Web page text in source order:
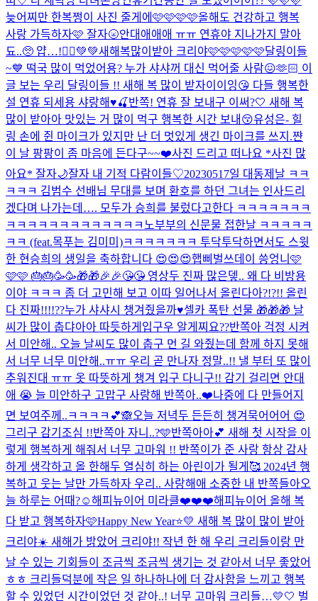
늦어찌만 한복쩡이 사진 줄게에🩷🩷🩷🩷올해도 건강하고 행복
사랑 가득하자🩷 잘자🌝안대애애애 ㅠㅠ 연휴야 지나가지 말아
됴..🥺 얍…!🧚‍♀️💚💚새해복많이받아 크리야🩷🩷🩷🩷🩷달링이들
~💙 떡국 많이 먹었어용? 누가 샤샤꺼 대신 먹어줄 사람😖🫶🏻 이
글 보는 우리 달링이들 !! 새해 복 많이 받자이이잉😘 다들 행복한
설 연휴 되세용 샤랑해♥️🍒 반쪽! 연휴 잘 보내구 이써?🤍 새해 복
많이 받아아 맛있는 거 많이 먹구 행복한 시간 보내😚유성은- 힐
링 손에 쥔 마이크가 있지만 난 더 멋있게 생긴 마이크를 쓰지.쨘
이 날 팡팡이 좀 마음에 든다구~~❤️사진 드리고 떠나요 *사진 많
아요* 잘자🌙잘자 내 기적 다람이들♡20230517일 대동제날 ㅋㅋ
ㅋㅋㅋ 김범수 선배님 무대를 보며 환호를 하던 그녀는 인사드리
겠다며 나가는데…. 모두가 승희를 불렀다고한다 ㅋㅋㅋㅋㅋㅋㅋ
ㅋㅋㅋㅋㅋㅋㅋㅋㅋㅋㅋㅋㅋ 노부부의 신문물 접한날 ㅋㅋㅋㅋㅋ
ㅋㅋ (feat.목푸는 김미미)ㅋㅋㅋㅋㅋㅋㅋ 투닥투닥하면서도 스윗
한 현승희의 생일을 축하합니다 😍😍😍햅삐벌쓰데이 씅엉니🩷
🩷🩷 🎂🎂🥳🥳🎁🎁🎉🎉😘😘 영상두 진짜 많은뎋.. 왜 다 비방용
이야 ㅋㅋㅋ 좀 더 고민해 보고 이따 일어나서 올린다아?!?!! 올린
다 진짜!!!!??누가 샤샤시 챙겨줬을까♥️셀카 폭탄 선물 🎁🎁🎁 날
씨가 많이 춥댜아아 따듯하게입구우 알게찌요??반쪽아 걱정 시켜
서 미안해.. 오늘 날씨도 많이 춥구 먼 길 와줬는데 함께 하지 못해
서 너무 너무 미안해..ㅠㅠ 우리 곧 만나자 정말..!! 낼 부터 또 많이
추워진대 ㅠㅠ 옷 따뜻하게 챙겨 입구 다니구!! 감기 걸리면 안대
애 😭 늘 미안하구 고맙구 사랑해 반쪽아..❤️나중에 다 만들어지
면 보여주께..ㅋㅋㅋㅋ💕🙈오늘 저녁두 든든히 챙겨묵어어어 😍
그리구 감기조심 !!반쪽아 자니..?🩵반쪽아아💕 새해 첫 시작을 이
렇게 행복하게 해줘서 너무 고마워 !! 반쪽이가 준 사랑 항상 감사
하게 생각하고 올 한해두 열심히 하는 아린이가 될게🥰 2024년 행
복하고 웃는 날만 가득하자 우리.. 사랑해애 소중한 내 반쪽들아오
늘 하루는 어때?☺️해피뉴이어 미라클❤️❤️❤️해피뉴이어 올해 복
다 받고 행복하자🩷Happy New Year⭐️💛 새해 복 많이 많이 받아
크리야☀️ 새해가 밝았어 크리야!! 작년 한 해 우리 크리들이랑 만
날 수 있는 기회들이 조금씩 조금씩 생기는 것 같아서 너무 좋았어
ㅎㅎ 크리들덕분에 작은 일 하나하나에 더 감사함을 느끼고 행복
할 수 있었던 시간이었던 것 같아..! 너무 고마워 크리들…💛🤍 벌